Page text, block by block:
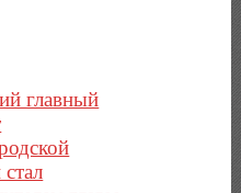
главный